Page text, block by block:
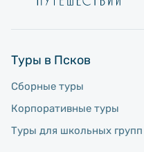
Туры в Псков
Сборные туры
Корпоративные туры
Туры для школьных групп